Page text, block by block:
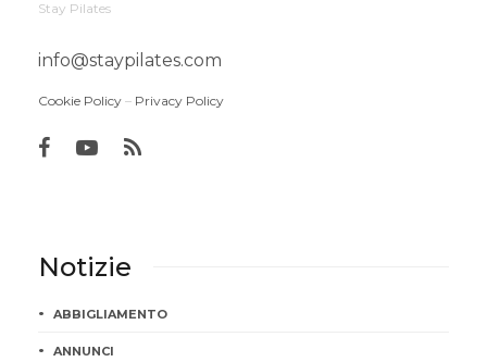
Stay Pilates
info@staypilates.com
Cookie Policy – Privacy Policy
Notizie
ABBIGLIAMENTO
ANNUNCI